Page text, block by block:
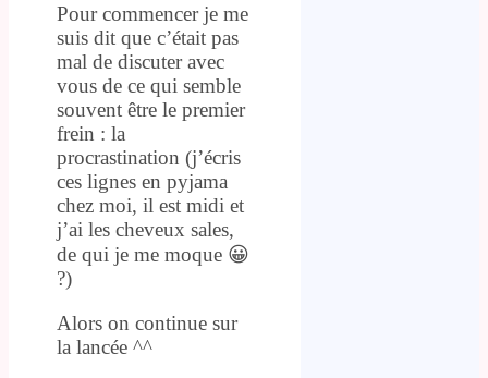
Pour commencer je me
suis dit que c’était pas
mal de discuter avec
vous de ce qui semble
souvent être le premier
frein : la
procrastination (j’écris
ces lignes en pyjama
chez moi, il est midi et
j’ai les cheveux sales,
de qui je me moque 😀
?)
Alors on continue sur
la lancée ^^